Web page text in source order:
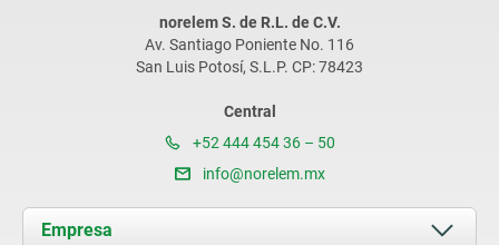
norelem S. de R.L. de C.V.
Av. Santiago Poniente No. 116
San Luis Potosí, S.L.P. CP: 78423
Central
+52 444 454 36 – 50
info@norelem.mx
Empresa